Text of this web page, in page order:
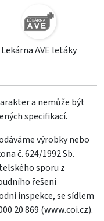
Lekárna AVE letáky
a nemůže být
specifikací.
výrobky nebo
č. 624/1992 Sb.
sporu z
řešení
inspekce, se sídlem
20 869 (www.coi.cz).